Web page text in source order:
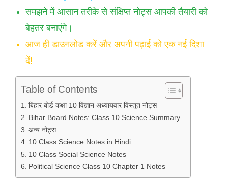
समझने में आसान तरीके से संक्षिप्त नोट्स आपकी तैयारी को
बेहतर बनाएंगे।
आज ही डाउनलोड करें और अपनी पढ़ाई को एक नई दिशा
दें!
Table of Contents
बिहार बोर्ड कक्षा 10 विज्ञान अध्यायवार विस्तृत नोट्स
Bihar Board Notes: Class 10 Science Summary
अन्य नोट्स
10 Class Science Notes in Hindi
10 Class Social Science Notes
Political Science Class 10 Chapter 1 Notes